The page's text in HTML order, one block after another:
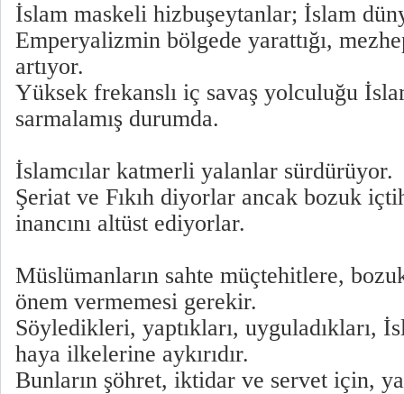
İslam maskeli hizbuşeytanlar; İslam
Emperyalizmin bölgede yarattığı,
artıyor.
Yüksek frekanslı iç savaş yolculuğu
sarmalamış durumda.
İslamcılar katmerli yalanlar sürdürüyor.
Şeriat ve Fıkıh diyorlar ancak bozuk
inancını altüst ediyorlar.
Müslümanların sahte müçtehitlere,
önem vermemesi gerekir.
Söyledikleri, yaptıkları, uyguladıkları,
haya ilkelerine aykırıdır.
Bunların şöhret, iktidar ve servet için,